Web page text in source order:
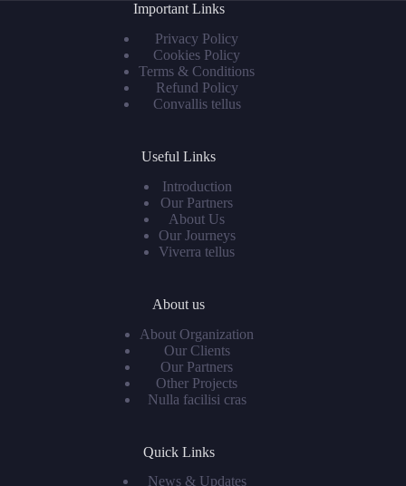
Important Links
Privacy Policy
Cookies Policy
Terms & Conditions
Refund Policy
Convallis tellus
Useful Links
Introduction
Our Partners
About Us
Our Journeys
Viverra tellus
About us
About Organization
Our Clients
Our Partners
Other Projects
Nulla facilisi cras
Quick Links
News & Updates